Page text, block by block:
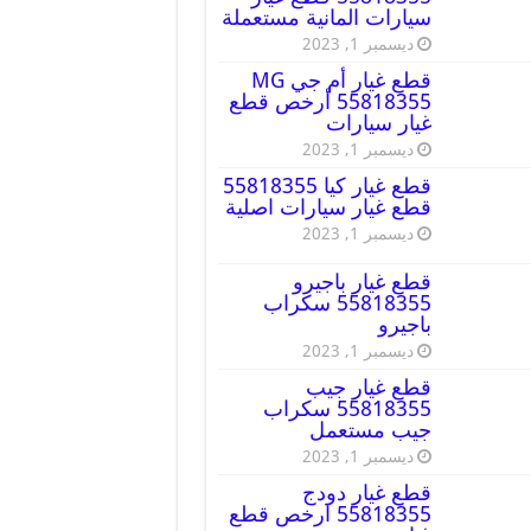
سيارات المانية مستعملة
ديسمبر 1, 2023
قطع غيار أم جي MG
55818355 أرخص قطع
غيار سيارات
ديسمبر 1, 2023
قطع غيار كيا 55818355
قطع غيار سيارات اصلية
ديسمبر 1, 2023
قطع غيار باجيرو
55818355 سكراب
باجيرو
ديسمبر 1, 2023
قطع غيار جيب
55818355 سكراب
جيب مستعمل
ديسمبر 1, 2023
قطع غيار دودج
55818355 ارخص قطع